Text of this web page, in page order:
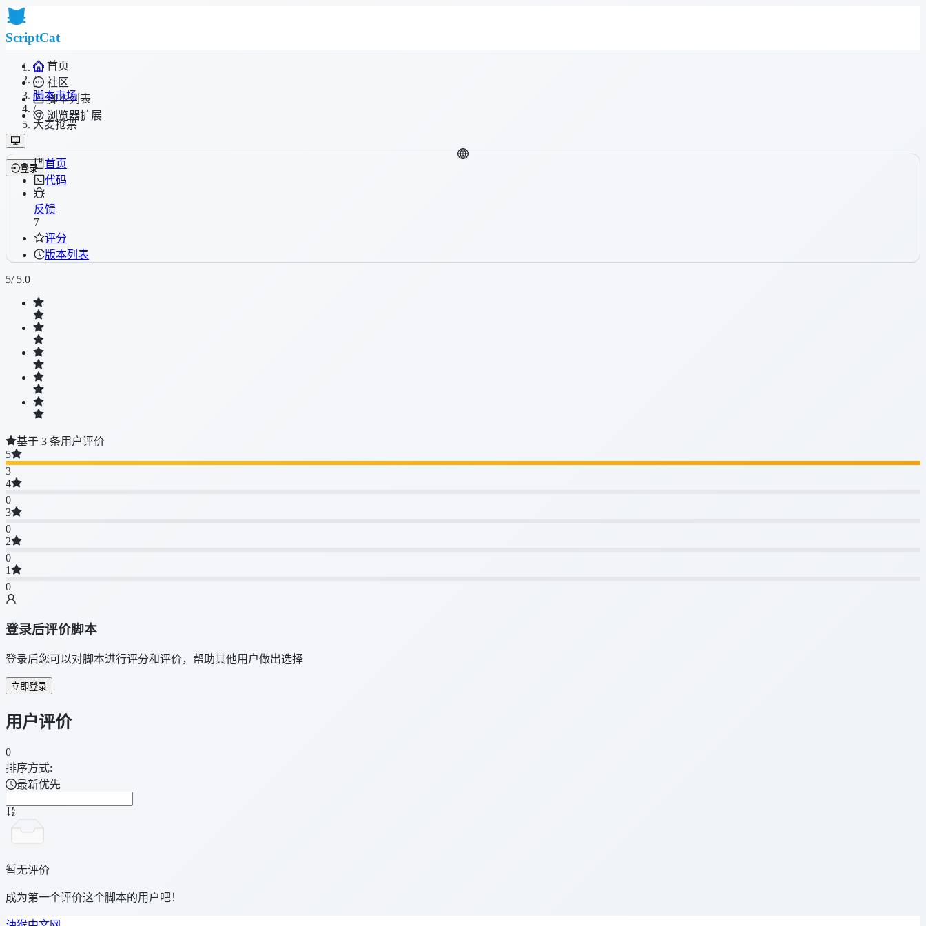
ScriptCat
首页
社区
脚本列表
浏览器扩展
登录
/
脚本市场
/
大麦抢票
首页
代码
反馈
7
评分
版本列表
5/ 5.0
基于 3 条用户评价
5
3
4
0
3
0
2
0
1
0
登录后评价脚本
登录后您可以对脚本进行评分和评价，帮助其他用户做出选择
立即登录
用户评价
0
排序方式:
最新优先
暂无评价
成为第一个评价这个脚本的用户吧！